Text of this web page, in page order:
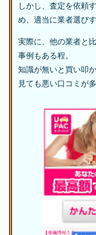
しかし、査定を依頼
め、適当に業者選び
実際に、他の業者と
事例もある程。
知識が無いと買い叩
見ても悪い口コミが